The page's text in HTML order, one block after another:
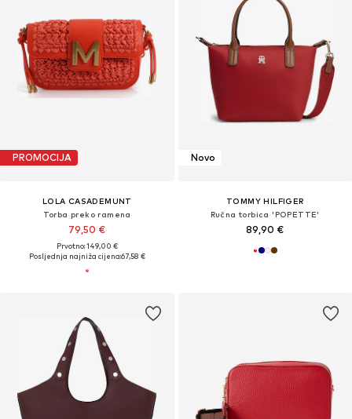
PROMOCIJA
LOLA CASADEMUNT
Torba preko ramena
79,50 €
Prvotno: 149,00 €
Posljednja najniža cijena:67,58 €
Novo
TOMMY HILFIGER
Ručna torbica 'POPETTE'
89,90 €